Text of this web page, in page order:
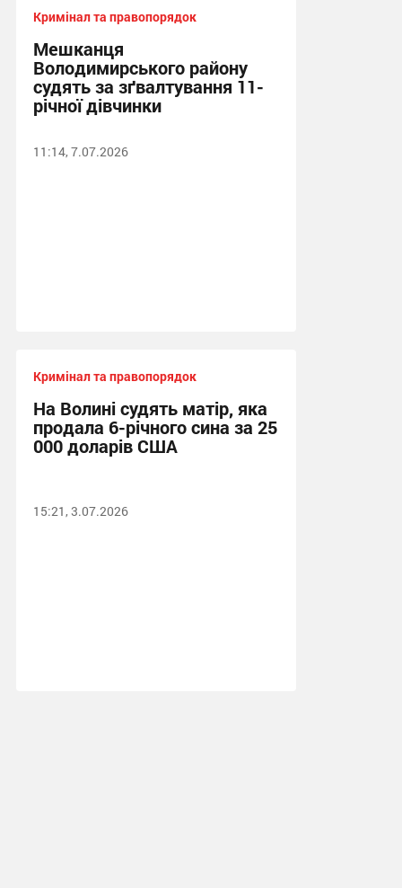
Кримінал та правопорядок
Мешканця
Володимирського району
судять за зґвалтування 11-
річної дівчинки
11:14, 7.07.2026
Кримінал та правопорядок
На Волині судять матір, яка
продала 6-річного сина за 25
000 доларів США
15:21, 3.07.2026